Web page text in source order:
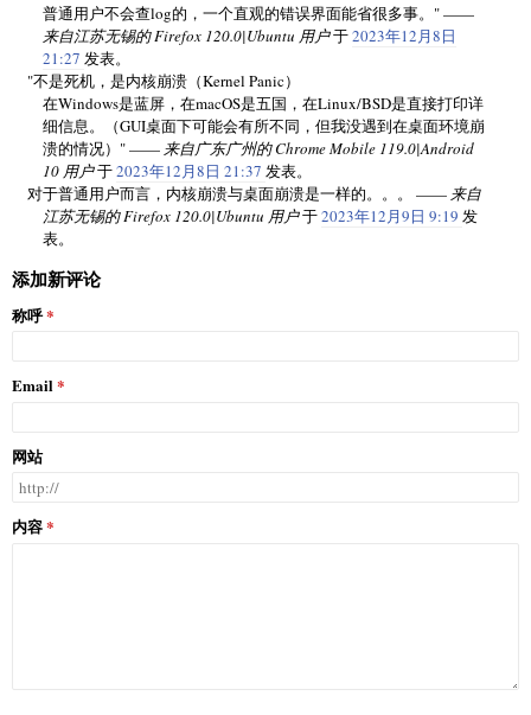
普通用户不会查log的，一个直观的错误界面能省很多事。" ——
来自江苏无锡的 Firefox 120.0|Ubuntu 用户于2023年12月8日
21:27 发表。
"不是死机，是内核崩溃（Kernel Panic）
在Windows是蓝屏，在macOS是五国，在Linux/BSD是直接打印详
细信息。（GUI桌面下可能会有所不同，但我没遇到在桌面环境崩
溃的情况）" —— 来自广东广州的 Chrome Mobile 119.0|Android
10 用户于2023年12月8日 21:37 发表。
对于普通用户而言，内核崩溃与桌面崩溃是一样的。。。 —— 来自
江苏无锡的 Firefox 120.0|Ubuntu 用户于2023年12月9日 9:19 发
表。
添加新评论
称呼
Email
网站
内容